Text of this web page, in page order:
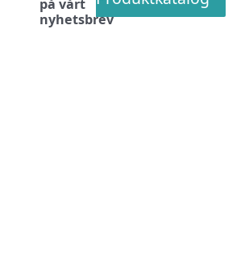
på vårt
nyhetsbrev